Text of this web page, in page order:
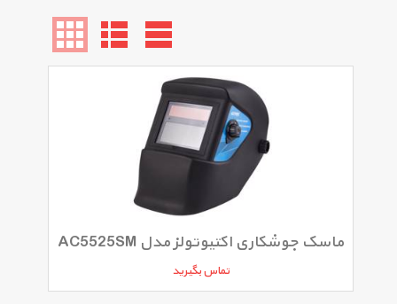
ماسک جوشکاری اکتیوتولز مدل AC5525SM
تماس بگیرید